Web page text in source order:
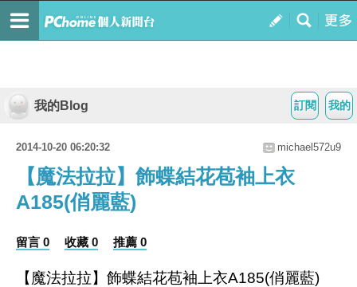
我的
訂閱
我的Blog
2014-10-20 06:20:32 michael572u9
【魔法拉拉】飾蝶結花苞袖上衣
A185(俏麗藍)
留言 0 收藏 0 推薦 0
【魔法拉拉】飾蝶結花苞袖上衣A185(俏麗藍)